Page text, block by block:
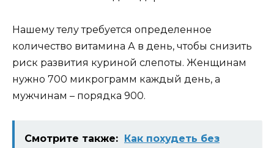
Нашему телу требуется определенное
количество витамина А в день, чтобы снизить
риск развития куриной слепоты. Женщинам
нужно 700 микрограмм каждый день, а
мужчинам – порядка 900.
Смотрите также: Как похудеть без